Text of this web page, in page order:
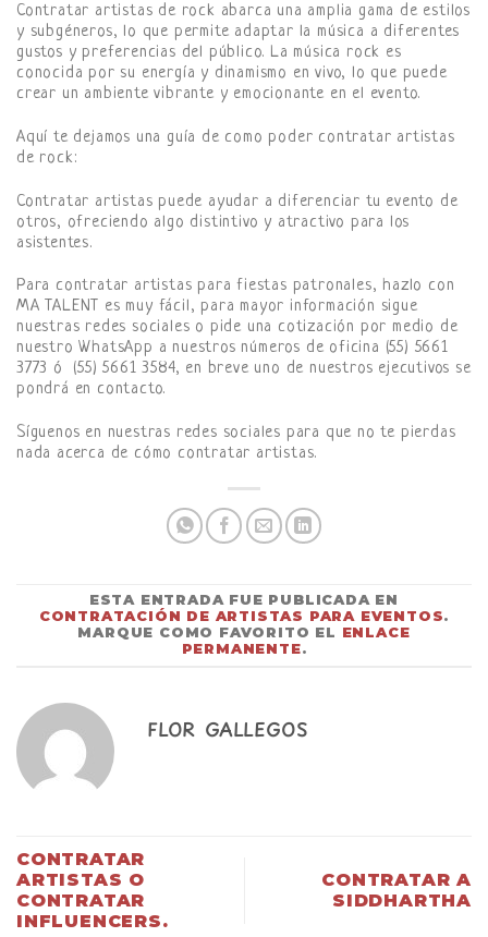
Contratar artistas de rock abarca una amplia gama de estilos
y subgéneros, lo que permite adaptar la música a diferentes
gustos y preferencias del público. La música rock es
conocida por su energía y dinamismo en vivo, lo que puede
crear un ambiente vibrante y emocionante en el evento.
Aquí te dejamos una guía de como poder contratar artistas
de rock:
Contratar artistas puede ayudar a diferenciar tu evento de
otros, ofreciendo algo distintivo y atractivo para los
asistentes.
Para contratar artistas para fiestas patronales, hazlo con
MA TALENT es muy fácil, para mayor información sigue
nuestras redes sociales o pide una cotización por medio de
nuestro WhatsApp a nuestros números de oficina (55) 5661
3773 ó (55) 5661 3584, en breve uno de nuestros ejecutivos se
pondrá en contacto.
Síguenos en nuestras redes sociales para que no te pierdas
nada acerca de cómo contratar artistas.
ESTA ENTRADA FUE PUBLICADA EN
CONTRATACIÓN DE ARTISTAS PARA EVENTOS.
MARQUE COMO FAVORITO EL ENLACE
PERMANENTE.
FLOR GALLEGOS
CONTRATAR
ARTISTAS O
CONTRATAR
INFLUENCERS.
CONTRATAR A
SIDDHARTHA